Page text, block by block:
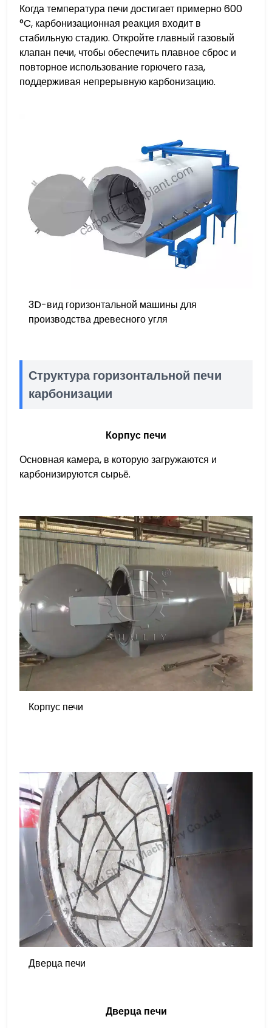
Когда температура печи достигает примерно 600
°C, карбонизационная реакция входит в
стабильную стадию. Откройте главный газовый
клапан печи, чтобы обеспечить плавное сброс и
повторное использование горючего газа,
поддерживая непрерывную карбонизацию.
3D-вид горизонтальной машины для
производства древесного угля
Структура горизонтальной печи
карбонизации
Корпус печи
Основная камера, в которую загружаются и
карбонизируются сырьё.
Корпус печи
Дверца печи
Дверца печи